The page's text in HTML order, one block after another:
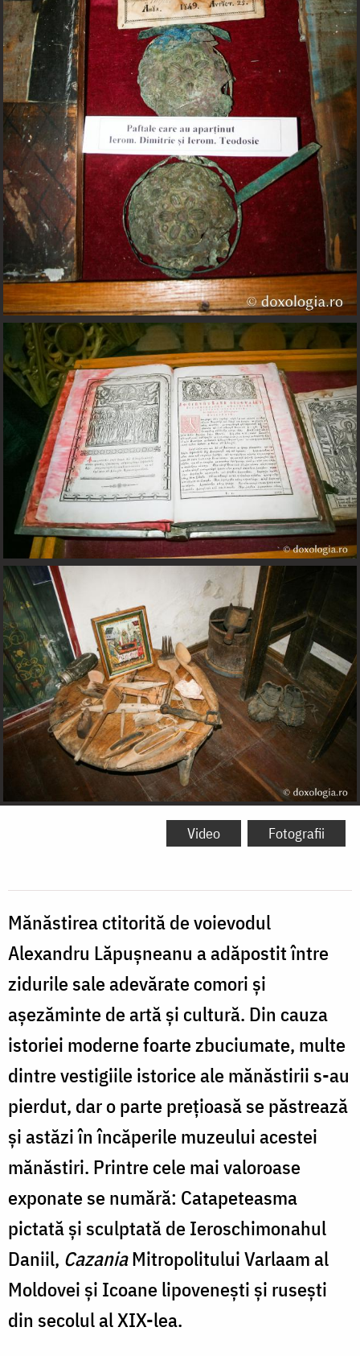
Video Fotografii
Mănăstirea ctitorită de voievodul
Alexandru Lăpuşneanu a adăpostit între
zidurile sale adevărate comori şi
aşezăminte de artă şi cultură. Din cauza
istoriei moderne foarte zbuciumate, multe
dintre vestigiile istorice ale mănăstirii s-au
pierdut, dar o parte prețioasă se păstrează
și astăzi în încăperile muzeului acestei
mănăstiri. Printre cele mai valoroase
exponate se numără: Catapeteasma
pictată și sculptată de Ieroschimonahul
Daniil, CazaniaMitropolitului Varlaam al
Moldovei și Icoane lipovenești și rusești
din secolul al XIX-lea.